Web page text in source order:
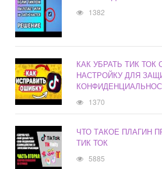
1382
КАК УБРАТЬ ТИК ТОК
НАСТРОЙКУ ДЛЯ
1370
ЧТО ТАКОЕ ПЛАГИН
ТИК ТОК
5885